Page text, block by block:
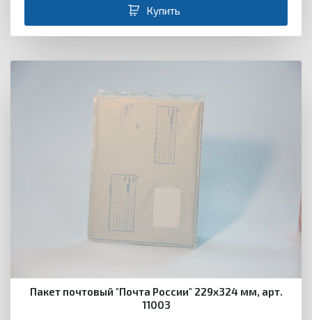
Купить
Пакет почтовый "Почта России" 229х324 мм, арт.
11003